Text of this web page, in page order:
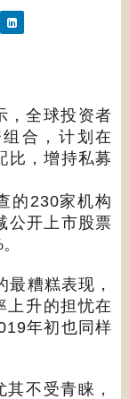
，全球投资者
合，计划在
比，增持私募
的 230家机构
公开上市股票
。
最糟糕表现，
上升的担忧在
年初也同样
不受青睐，